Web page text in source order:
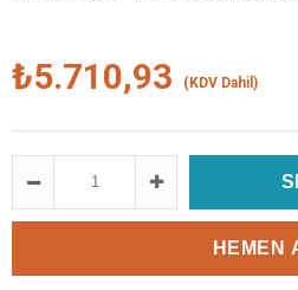
₺5.710,93 (KDV Dahil)